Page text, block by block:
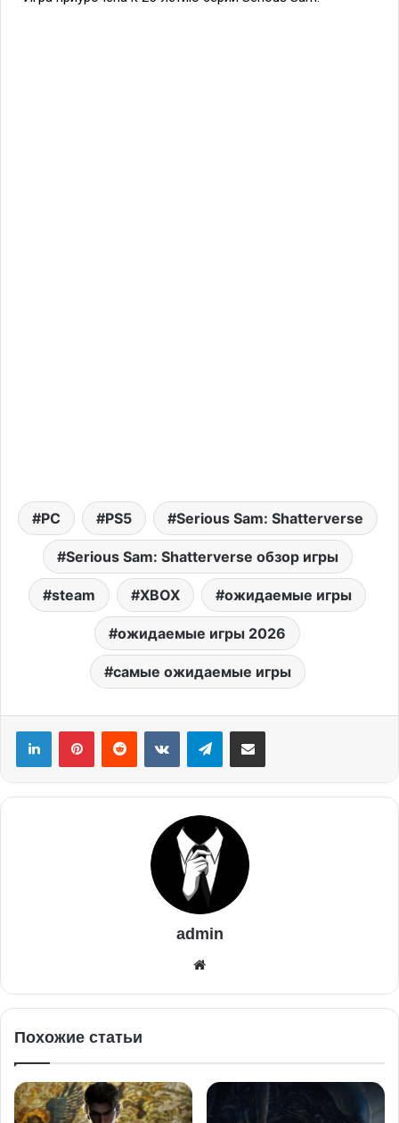
PC PS5 Serious Sam: Shatterverse
Serious Sam: Shatterverse обзор игры
steam XBOX ожидаемые игры
ожидаемые игры 2026
самые ожидаемые игры
admin
Похожие статьи